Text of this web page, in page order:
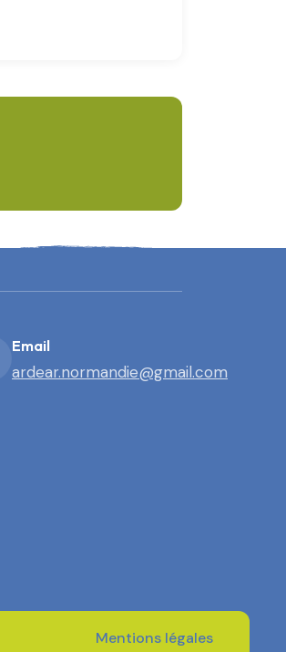
Email
ardear.normandie@gmail.com
Mentions légales